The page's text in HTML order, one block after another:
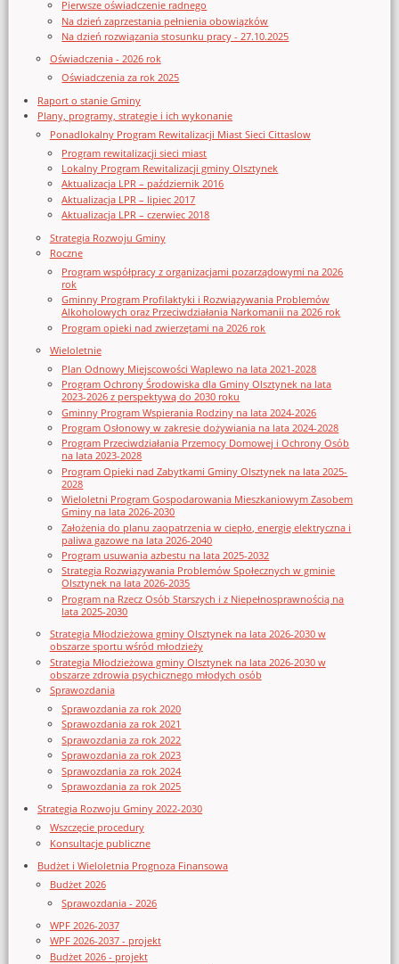
Pierwsze oświadczenie radnego
Na dzień zaprzestania pełnienia obowiązków
Na dzień rozwiązania stosunku pracy - 27.10.2025
Oświadczenia - 2026 rok
Oświadczenia za rok 2025
Raport o stanie Gminy
Plany, programy, strategie i ich wykonanie
Ponadlokalny Program Rewitalizacji Miast Sieci Cittaslow
Program rewitalizacji sieci miast
Lokalny Program Rewitalizacji gminy Olsztynek
Aktualizacja LPR – październik 2016
Aktualizacja LPR – lipiec 2017
Aktualizacja LPR – czerwiec 2018
Strategia Rozwoju Gminy
Roczne
Program współpracy z organizacjami pozarządowymi na 2026
rok
Gminny Program Profilaktyki i Rozwiązywania Problemów
Alkoholowych oraz Przeciwdziałania Narkomanii na 2026 rok
Program opieki nad zwierzętami na 2026 rok
Wieloletnie
Plan Odnowy Miejscowości Waplewo na lata 2021-2028
Program Ochrony Środowiska dla Gminy Olsztynek na lata
2023-2026 z perspektywą do 2030 roku
Gminny Program Wspierania Rodziny na lata 2024-2026
Program Osłonowy w zakresie dożywiania na lata 2024-2028
Program Przeciwdziałania Przemocy Domowej i Ochrony Osób
na lata 2023-2028
Program Opieki nad Zabytkami Gminy Olsztynek na lata 2025-
2028
Wieloletni Program Gospodarowania Mieszkaniowym Zasobem
Gminy na lata 2026-2030
Założenia do planu zaopatrzenia w ciepło, energię elektryczna i
paliwa gazowe na lata 2026-2040
Program usuwania azbestu na lata 2025-2032
Strategia Rozwiązywania Problemów Społecznych w gminie
Olsztynek na lata 2026-2035
Program na Rzecz Osób Starszych i z Niepełnosprawnością na
lata 2025-2030
Strategia Młodzieżowa gminy Olsztynek na lata 2026-2030 w
obszarze sportu wśród młodzieży
Strategia Młodzieżowa gminy Olsztynek na lata 2026-2030 w
obszarze zdrowia psychicznego młodych osób
Sprawozdania
Sprawozdania za rok 2020
Sprawozdania za rok 2021
Sprawozdania za rok 2022
Sprawozdania za rok 2023
Sprawozdania za rok 2024
Sprawozdania za rok 2025
Strategia Rozwoju Gminy 2022-2030
Wszczęcie procedury
Konsultacje publiczne
Budżet i Wieloletnia Prognoza Finansowa
Budżet 2026
Sprawozdania - 2026
WPF 2026-2037
WPF 2026-2037 - projekt
Budżet 2026 - projekt